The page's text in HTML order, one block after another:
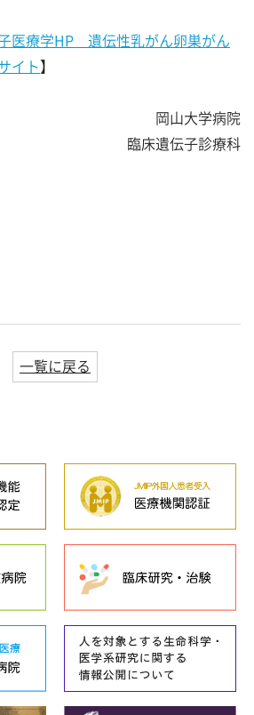
医療学HP 遺伝性乳がん卵巣がん
イト】
岡山大学病院
臨床遺伝子診療科
一覧に戻る